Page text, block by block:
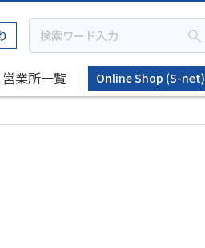
営業所一覧
Online Shop (S-net)